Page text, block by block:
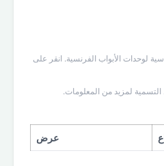
لوحدات الأبواب الفرنسية. انقر على
لمزيد من المعلومات.
عرض